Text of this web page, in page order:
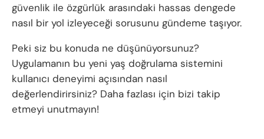
güvenlik ile özgürlük arasındaki hassas dengede
nasıl bir yol izleyeceği sorusunu gündeme taşıyor.
Peki siz bu konuda ne düşünüyorsunuz?
Uygulamanın bu yeni yaş doğrulama sistemini
kullanıcı deneyimi açısından nasıl
değerlendirirsiniz? Daha fazlası için bizi takip
etmeyi unutmayın!